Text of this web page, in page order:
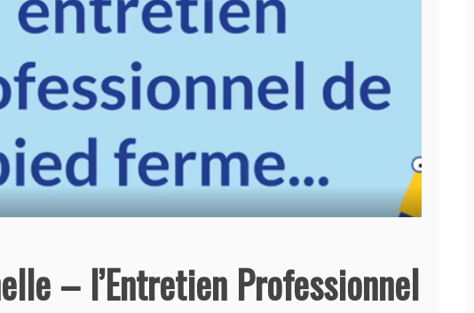
– l’Entretien Professionnel